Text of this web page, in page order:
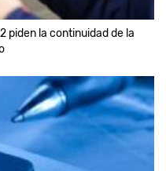
piden la continuidad de la